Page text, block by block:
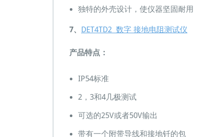
独特的外壳设计，使仪器坚固耐用
7、 DET4TD2 数字 接地电阻测试仪
产品特点：
IP54标准
2，3和4几极测试
可选的25V或者50V输出
带有一个附带导线和接地钎的包